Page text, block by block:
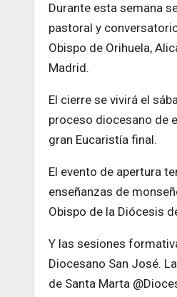
Durante esta semana
pastoral y
Obispo de Orihuela,
Madrid.
El cierre se vivirá el
proceso diocesano de
gran Eucaristía final.
El evento de apertura
enseñanzas de
Obispo de la Diócesis
Y las sesiones
Diocesano San José.
de Santa Marta